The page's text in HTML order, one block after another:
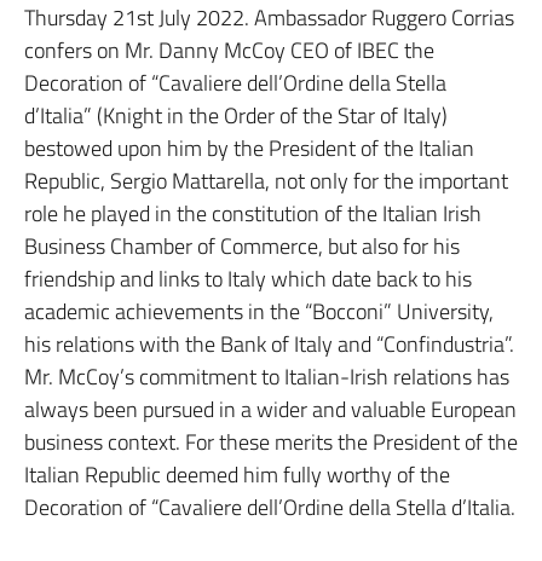
Thursday 21st July 2022. Ambassador Ruggero Corrias
confers on Mr. Danny McCoy CEO of IBEC the
Decoration of “Cavaliere dell’Ordine della Stella
d’Italia” (Knight in the Order of the Star of Italy)
bestowed upon him by the President of the Italian
Republic, Sergio Mattarella, not only for the important
role he played in the constitution of the Italian Irish
Business Chamber of Commerce, but also for his
friendship and links to Italy which date back to his
academic achievements in the “Bocconi” University,
his relations with the Bank of Italy and “Confindustria”.
Mr. McCoy’s commitment to Italian-Irish relations has
always been pursued in a wider and valuable European
business context. For these merits the President of the
Italian Republic deemed him fully worthy of the
Decoration of “Cavaliere dell’Ordine della Stella d’Italia.